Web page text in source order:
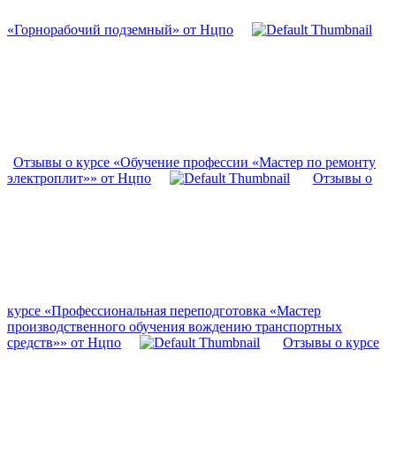
«Горнорабочий подземный» от Нцпо
Отзывы о курсе «Обучение профессии «Мастер по ремонту
электроплит»» от Нцпо
Отзывы о
курсе «Профессиональная переподготовка «Мастер
производственного обучения вождению транспортных
средств»» от Нцпо
Отзывы о курсе